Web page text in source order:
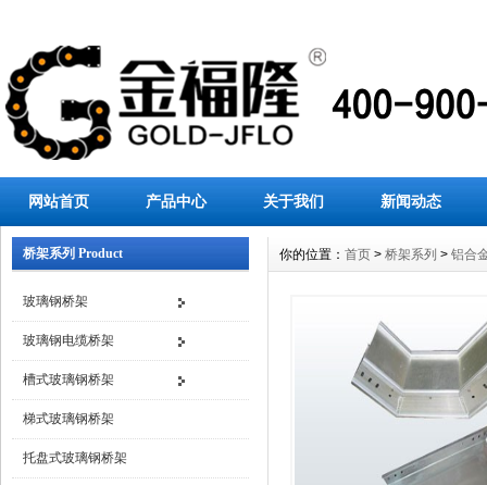
网站首页 产品中心 关于我们 新闻动态
桥架系列 Product
玻璃钢桥架
玻璃钢电缆桥架
槽式玻璃钢桥架
梯式玻璃钢桥架
托盘式玻璃钢桥架
你的位置： 首页 > 桥架系列 > 铝合